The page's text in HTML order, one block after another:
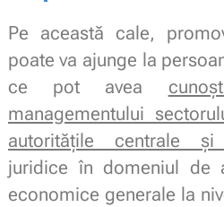
Pe această cale,
poate va ajunge la
ce pot avea
managementului
autoritățile centrale și
juridice în domeniul de
economice generale la